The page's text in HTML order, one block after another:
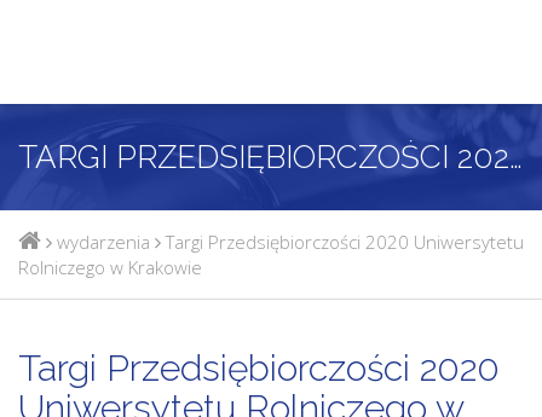
TARGI PRZEDSIĘBIORCZOŚCI 2020 UNIWERSYTETU ROLNICZEGO W KRAKOWIE
wydarzenia
Targi Przedsiębiorczości 2020 Uniwersytetu
Rolniczego w Krakowie
Targi Przedsiębiorczości 2020
Uniwersytetu Rolniczego w